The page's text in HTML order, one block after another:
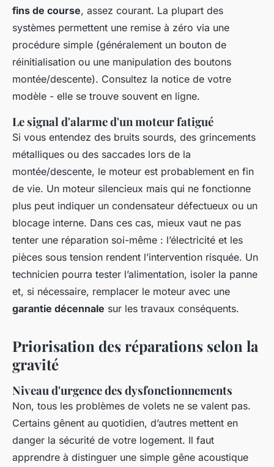
fins de course, assez courant. La plupart des
systèmes permettent une remise à zéro via une
procédure simple (généralement un bouton de
réinitialisation ou une manipulation des boutons
montée/descente). Consultez la notice de votre
modèle - elle se trouve souvent en ligne.
Le signal d'alarme d'un moteur fatigué
Si vous entendez des bruits sourds, des grincements
métalliques ou des saccades lors de la
montée/descente, le moteur est probablement en fin
de vie. Un moteur silencieux mais qui ne fonctionne
plus peut indiquer un condensateur défectueux ou un
blocage interne. Dans ces cas, mieux vaut ne pas
tenter une réparation soi-même : l’électricité et les
pièces sous tension rendent l’intervention risquée. Un
technicien pourra tester l’alimentation, isoler la panne
et, si nécessaire, remplacer le moteur avec une
garantie décennale sur les travaux conséquents.
Priorisation des réparations selon la
gravité
Niveau d'urgence des dysfonctionnements
Non, tous les problèmes de volets ne se valent pas.
Certains gênent au quotidien, d’autres mettent en
danger la sécurité de votre logement. Il faut
apprendre à distinguer une simple gêne acoustique